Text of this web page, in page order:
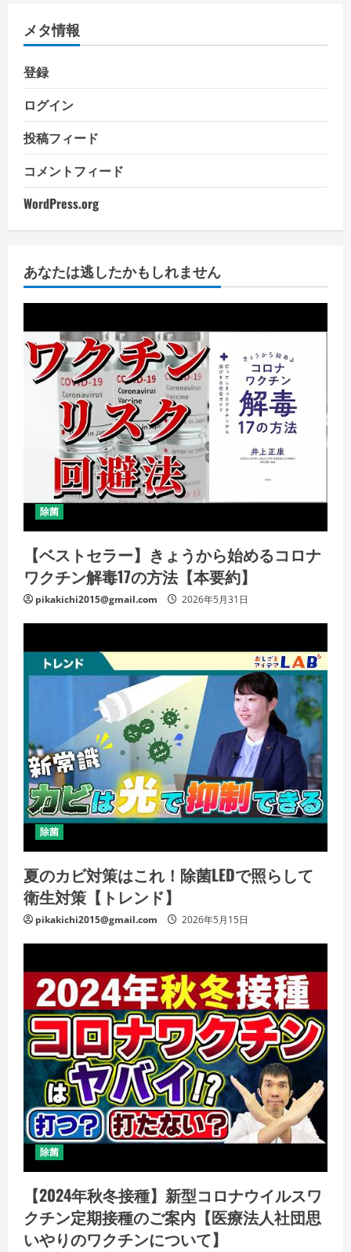
メタ情報
登録
ログイン
投稿フィード
コメントフィード
WordPress.org
あなたは逃したかもしれません
除菌
【ベストセラー】きょうから始めるコロナ
ワクチン解毒17の方法【本要約】
pikakichi2015@gmail.com 2026年5月31日
除菌
夏のカビ対策はこれ！除菌LEDで照らして
衛生対策【トレンド】
pikakichi2015@gmail.com 2026年5月15日
除菌
【2024年秋冬接種】新型コロナウイルスワ
クチン定期接種のご案内【医療法人社団思
いやりのワクチンについて】